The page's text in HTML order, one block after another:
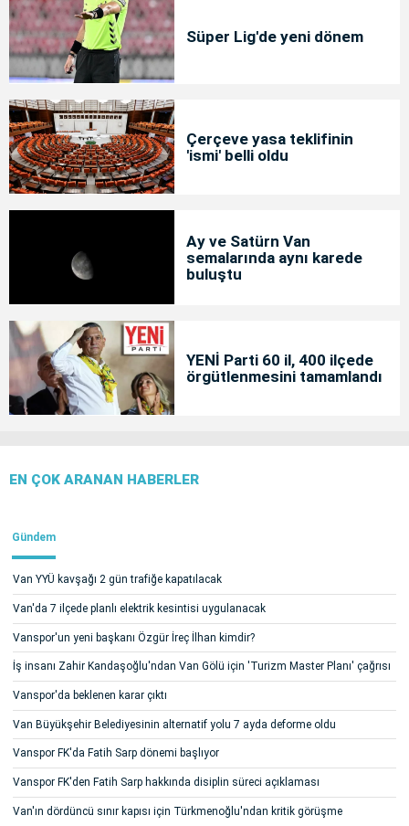
Süper Lig'de yeni dönem
Çerçeve yasa teklifinin
'ismi' belli oldu
Ay ve Satürn Van
semalarında aynı karede
buluştu
YENİ Parti 60 il, 400 ilçede
örgütlenmesini tamamlandı
EN ÇOK ARANAN HABERLER
Gündem
Van YYÜ kavşağı 2 gün trafiğe kapatılacak
Van'da 7 ilçede planlı elektrik kesintisi uygulanacak
Vanspor'un yeni başkanı Özgür İreç İlhan kimdir?
İş insanı Zahir Kandaşoğlu'ndan Van Gölü için 'Turizm Master Planı' çağrısı
Vanspor'da beklenen karar çıktı
Van Büyükşehir Belediyesinin alternatif yolu 7 ayda deforme oldu
Vanspor FK'da Fatih Sarp dönemi başlıyor
Vanspor FK'den Fatih Sarp hakkında disiplin süreci açıklaması
Van'ın dördüncü sınır kapısı için Türkmenoğlu'ndan kritik görüşme